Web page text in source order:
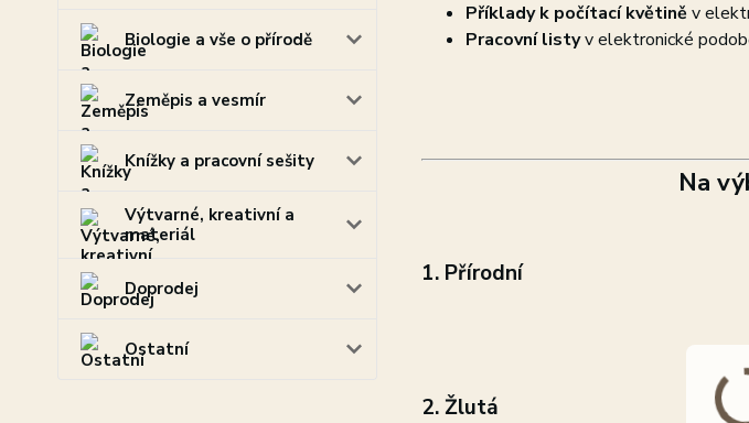
Biologie a vše o přírodě
Zeměpis a vesmír
Knížky a pracovní sešity
Výtvarné, kreativní a
materiál
Doprodej
Ostatní
Příklady k počítací květině v
Pracovní listyv elektronické
Na
1. Přírodní
2. Žlutá